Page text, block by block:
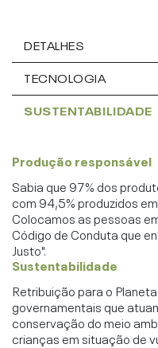
DETALHES
TECNOLOGIA
SUSTENTABILIDADE
Produção responsável
Sabia que 97% dos
com 94,5% produzidos
Colocamos as pessoas
Código de Conduta que
Justo".
Sustentabilidade
Retribuição para o
governamentais que
conservação do meio
crianças em situação de